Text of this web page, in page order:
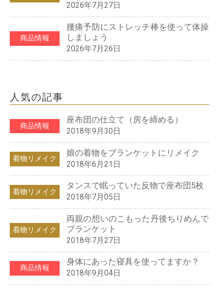
2026年7月27日
商品情報
腰痛予防にストレッチ棒を使って体操
しましょう
2026年7月26日
人気の記事
商品情報
座布団の仕立て（房を締める）
2018年9月30日
着物リメイク
娘の着物をブランケットにリメイク
2018年6月21日
着物リメイク
タンスで眠っていた反物で座布団5枚
2018年7月05日
着物リメイク
両親の想いのこもった丹後ちりめんで
ブランケット
2018年7月27日
商品情報
身体にあった寝具を使ってますか？
2018年9月04日